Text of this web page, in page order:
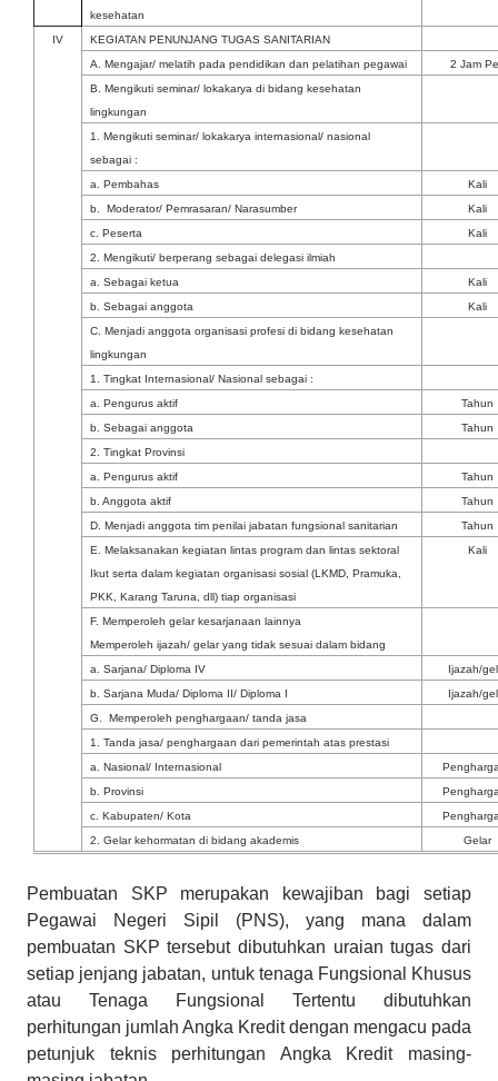
kesehatan
IV
KEGIATAN PENUNJANG TUGAS SANITARIAN
A. Mengajar/ melatih pada pendidikan dan pelatihan pegawai
2 Jam
B. Mengikuti seminar/ lokakarya di bidang kesehatan
lingkungan
1. Mengikuti seminar/ lokakarya internasional/ nasional
sebagai :
a. Pembahas
Kali
b. Moderator/ Pemrasaran/ Narasumber
Kali
c. Peserta
Kali
2. Mengikuti/ berperang sebagai delegasi ilmiah
a. Sebagai ketua
Kali
b. Sebagai anggota
Kali
C. Menjadi anggota organisasi profesi di bidang kesehatan
lingkungan
1. Tingkat Internasional/ Nasional sebagai :
a. Pengurus aktif
Tahun
b. Sebagai anggota
Tahun
2. Tingkat Provinsi
a. Pengurus aktif
Tahun
b. Anggota aktif
Tahun
D. Menjadi anggota tim penilai jabatan fungsional sanitarian
Tahun
E. Melaksanakan kegiatan lintas program dan lintas sektoral
Ikut serta dalam kegiatan organisasi sosial (LKMD, Pramuka,
PKK, Karang Taruna, dll) tiap organisasi
Kali
F. Memperoleh gelar kesarjanaan lainnya
Memperoleh ijazah/ gelar yang tidak sesuai dalam bidang
a. Sarjana/ Diploma IV
Ijazah/
b. Sarjana Muda/ Diploma II/ Diploma I
Ijazah/
G. Memperoleh penghargaan/ tanda jasa
1. Tanda jasa/ penghargaan dari pemerintah atas prestasi
a. Nasional/ Internasional
b. Provinsi
c. Kabupaten/ Kota
2. Gelar kehormatan di bidang akademis
Gelar
Pembuatan SKP merupakan kewajiban bagi setiap
Pegawai Negeri Sipil (PNS), yang mana dalam
pembuatan SKP tersebut dibutuhkan uraian tugas dari
setiap jenjang jabatan, untuk tenaga Fungsional Khusus
atau Tenaga Fungsional Tertentu dibutuhkan
perhitungan jumlah Angka Kredit dengan mengacu pada
petunjuk teknis perhitungan Angka Kredit masing-